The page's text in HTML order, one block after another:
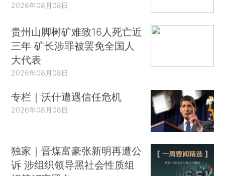
2026年08月08日
贵州山脚树矿难致16人死亡近
三年 矿长涉罪被罢免全国人
大代表
2026年08月08日
专栏｜沃什遭遇信任危机
2026年08月08日
独家｜晋煤富豪张新明再遭公
诉 涉组织领导黑社会性质组